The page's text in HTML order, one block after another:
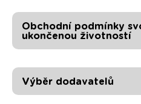
Obchodní podmínky
ukončenou životností
Výběr dodavatelů